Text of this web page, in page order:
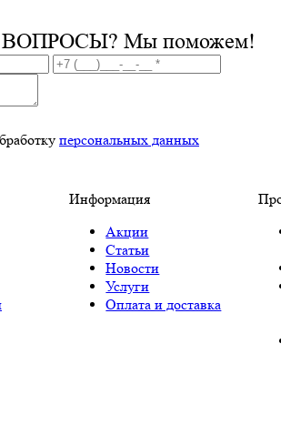
Мы поможем!
персональных данных
Информация
Акции
Статьи
Новости
Услуги
Оплата и доставка